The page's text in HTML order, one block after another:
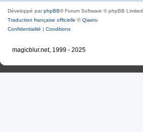
Développé parphpBB® Forum Software © phpBB Limited
Traduction française officielle ©Qiaeru
Confidentialité | Conditions
magicblur.net, 1999 - 2025